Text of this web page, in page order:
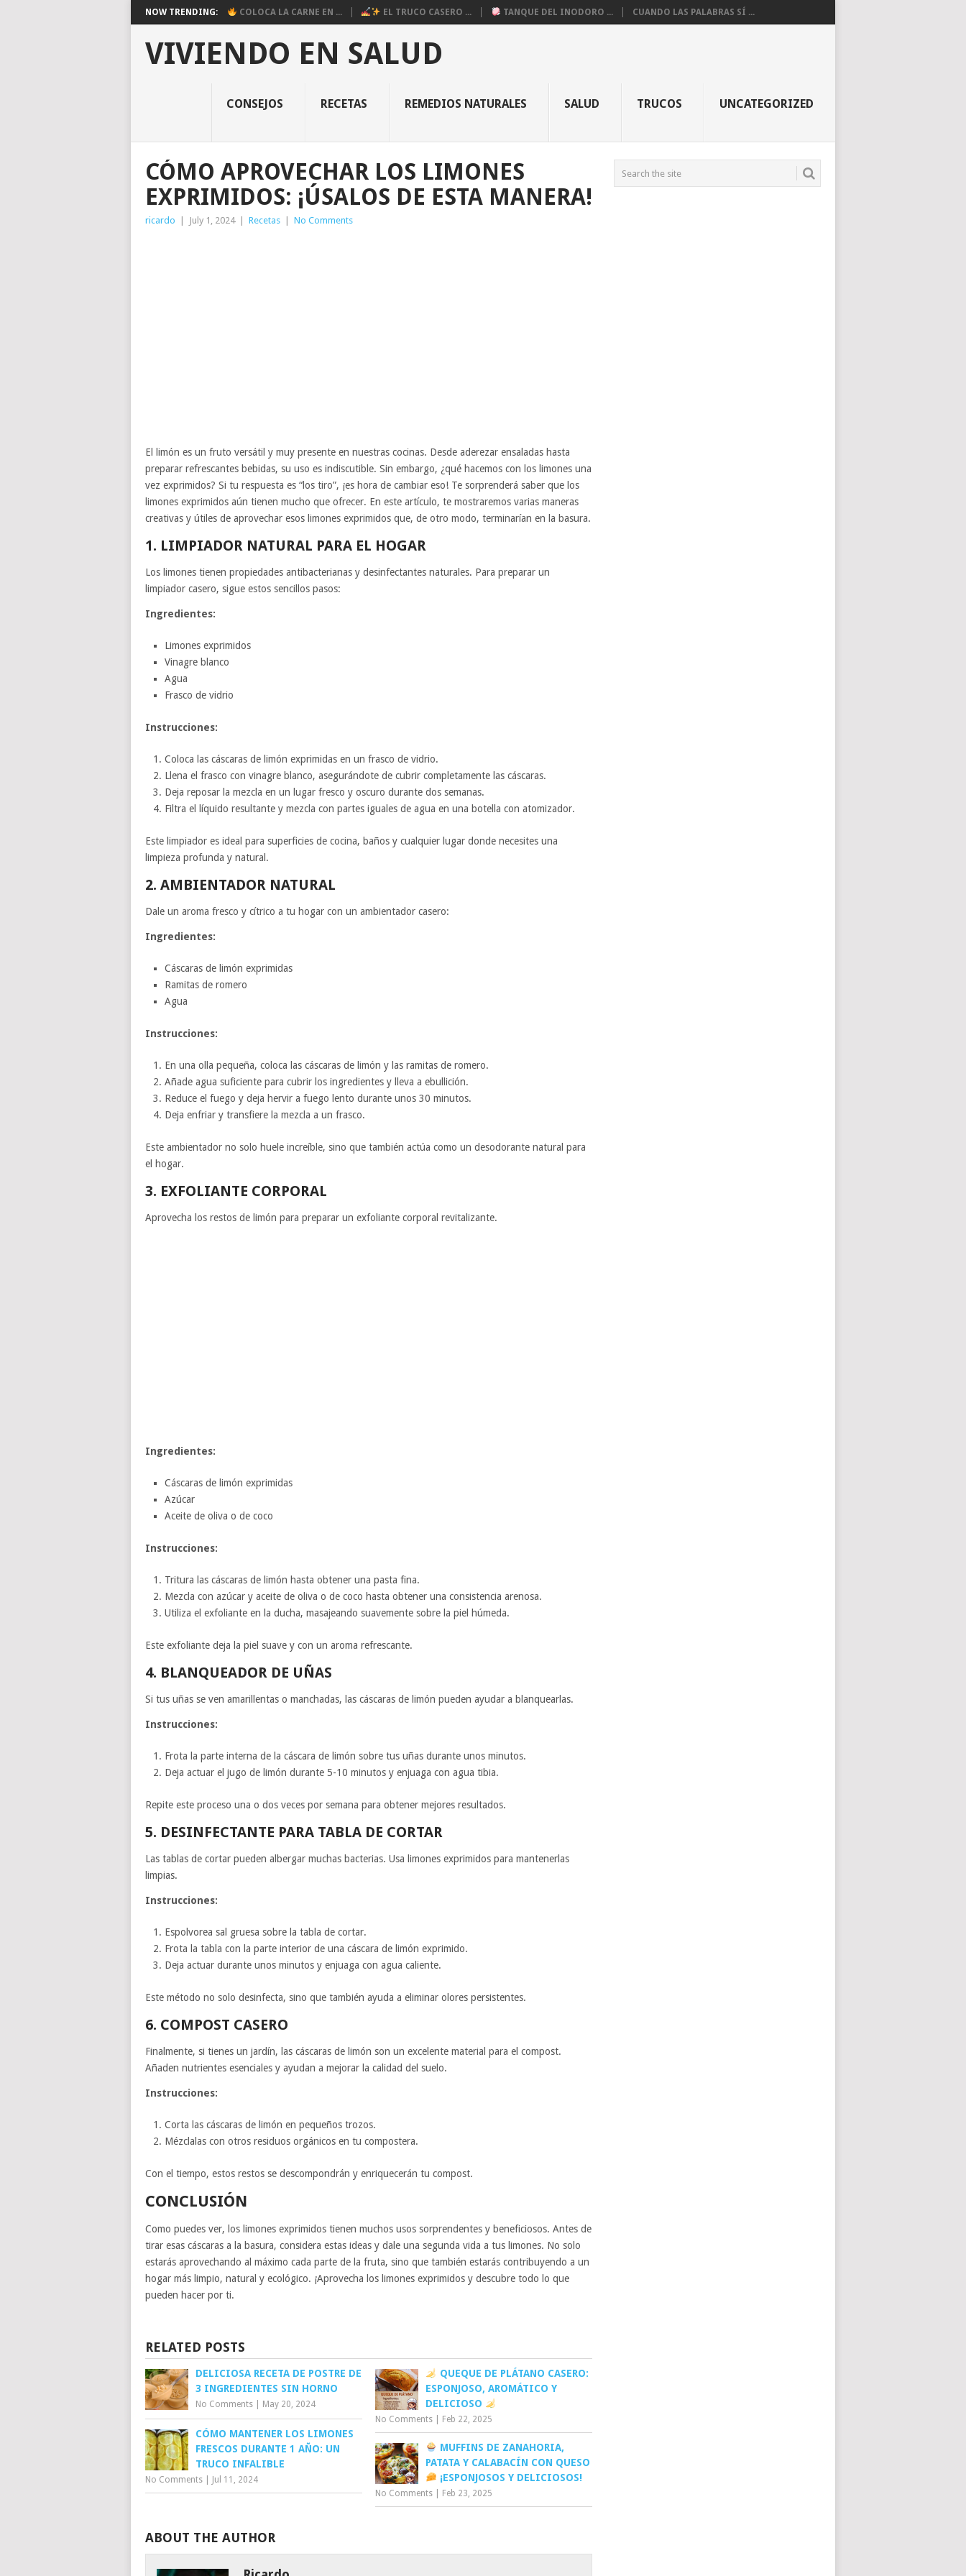
NOW TRENDING: COLOCA LA CARNE EN ... EL TRUCO CASERO ... TANQUE DEL INODORO ... CUANDO LAS PALABRAS SÍ ...
VIVIENDO EN SALUD
CONSEJOS RECETAS REMEDIOS NATURALES SALUD TRUCOS UNCATEGORIZED
CÓMO APROVECHAR LOS LIMONES
EXPRIMIDOS: ¡ÚSALOS DE ESTA MANERA!
ricardo July 1, 2024 Recetas No Comments
El limón es un fruto versátil y muy presente en nuestras cocinas. Desde aderezar ensaladas hasta
preparar refrescantes bebidas, su uso es indiscutible. Sin embargo, ¿qué hacemos con los limones una
vez exprimidos? Si tu respuesta es “los tiro”, ¡es hora de cambiar eso! Te sorprenderá saber que los
limones exprimidos aún tienen mucho que ofrecer. En este artículo, te mostraremos varias maneras
creativas y útiles de aprovechar esos limones exprimidos que, de otro modo, terminarían en la basura.
1. LIMPIADOR NATURAL PARA EL HOGAR
Los limones tienen propiedades antibacterianas y desinfectantes naturales. Para preparar un
limpiador casero, sigue estos sencillos pasos:
Ingredientes:
Limones exprimidos
Vinagre blanco
Agua
Frasco de vidrio
Instrucciones:
Coloca las cáscaras de limón exprimidas en un frasco de vidrio.
Llena el frasco con vinagre blanco, asegurándote de cubrir completamente las cáscaras.
Deja reposar la mezcla en un lugar fresco y oscuro durante dos semanas.
Filtra el líquido resultante y mezcla con partes iguales de agua en una botella con atomizador.
Este limpiador es ideal para superficies de cocina, baños y cualquier lugar donde necesites una
limpieza profunda y natural.
2. AMBIENTADOR NATURAL
Dale un aroma fresco y cítrico a tu hogar con un ambientador casero:
Ingredientes:
Cáscaras de limón exprimidas
Ramitas de romero
Agua
Instrucciones:
En una olla pequeña, coloca las cáscaras de limón y las ramitas de romero.
Añade agua suficiente para cubrir los ingredientes y lleva a ebullición.
Reduce el fuego y deja hervir a fuego lento durante unos 30 minutos.
Deja enfriar y transfiere la mezcla a un frasco.
Este ambientador no solo huele increíble, sino que también actúa como un desodorante natural para
el hogar.
3. EXFOLIANTE CORPORAL
Aprovecha los restos de limón para preparar un exfoliante corporal revitalizante.
Ingredientes:
Cáscaras de limón exprimidas
Azúcar
Aceite de oliva o de coco
Instrucciones:
Tritura las cáscaras de limón hasta obtener una pasta fina.
Mezcla con azúcar y aceite de oliva o de coco hasta obtener una consistencia arenosa.
Utiliza el exfoliante en la ducha, masajeando suavemente sobre la piel húmeda.
Este exfoliante deja la piel suave y con un aroma refrescante.
4. BLANQUEADOR DE UÑAS
Si tus uñas se ven amarillentas o manchadas, las cáscaras de limón pueden ayudar a blanquearlas.
Instrucciones:
Frota la parte interna de la cáscara de limón sobre tus uñas durante unos minutos.
Deja actuar el jugo de limón durante 5-10 minutos y enjuaga con agua tibia.
Repite este proceso una o dos veces por semana para obtener mejores resultados.
5. DESINFECTANTE PARA TABLA DE CORTAR
Las tablas de cortar pueden albergar muchas bacterias. Usa limones exprimidos para mantenerlas
limpias.
Instrucciones:
Espolvorea sal gruesa sobre la tabla de cortar.
Frota la tabla con la parte interior de una cáscara de limón exprimido.
Deja actuar durante unos minutos y enjuaga con agua caliente.
Este método no solo desinfecta, sino que también ayuda a eliminar olores persistentes.
6. COMPOST CASERO
Finalmente, si tienes un jardín, las cáscaras de limón son un excelente material para el compost.
Añaden nutrientes esenciales y ayudan a mejorar la calidad del suelo.
Instrucciones:
Corta las cáscaras de limón en pequeños trozos.
Mézclalas con otros residuos orgánicos en tu compostera.
Con el tiempo, estos restos se descompondrán y enriquecerán tu compost.
CONCLUSIÓN
Como puedes ver, los limones exprimidos tienen muchos usos sorprendentes y beneficiosos. Antes de
tirar esas cáscaras a la basura, considera estas ideas y dale una segunda vida a tus limones. No solo
estarás aprovechando al máximo cada parte de la fruta, sino que también estarás contribuyendo a un
hogar más limpio, natural y ecológico. ¡Aprovecha los limones exprimidos y descubre todo lo que
pueden hacer por ti.
RELATED POSTS
DELICIOSA RECETA DE POSTRE DE
3 INGREDIENTES SIN HORNO
No Comments May 20, 2024
QUEQUE DE PLÁTANO CASERO:
ESPONJOSO, AROMÁTICO Y
DELICIOSO
No Comments Feb 22, 2025
CÓMO MANTENER LOS LIMONES
FRESCOS DURANTE 1 AÑO: UN
TRUCO INFALIBLE
No Comments Jul 11, 2024
MUFFINS DE ZANAHORIA,
PATATA Y CALABACÍN CON QUESO
¡ESPONJOSOS Y DELICIOSOS!
No Comments Feb 23, 2025
ABOUT THE AUTHOR